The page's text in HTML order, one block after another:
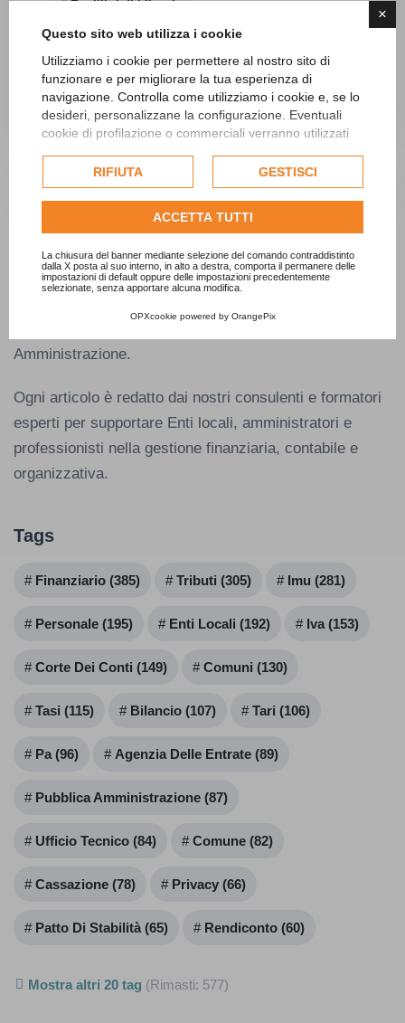
×
Questo sito web utilizza i cookie
Utilizziamo i cookie per permettere al nostro sito di
funzionare e per migliorare la tua esperienza di
navigazione. Controlla come utilizziamo i cookie e, se lo
desideri, personalizzane la configurazione. Eventuali
cookie di profilazione o commerciali verranno utilizzati
dell'utente e, se consentito, potrebbero essere utilizzati
per personalizzare gli annunci pubblicitari. Per ulteriori
informazioni su come Google utilizza i dati raccolti,
politica sulla privacy di Google
Consulta l'informativa cookie completa.
RIFIUTA GESTISCI
ACCETTA TUTTI
La chiusura del banner mediante selezione del comando contraddistinto
dalla X posta al suo interno, in alto a destra, comporta il permanere delle
impostazioni di default oppure delle impostazioni precedentemente
selezionate, senza apportare alcuna modifica.
OPXcookie powered by OrangePix
Equilibri di bilancio
25 Febbraio 2026
Marco Sigaudo
Cerca nel sito...
Studio Sigaudo
Amministrazione.
Ogni articolo è redatto dai nostri consulenti e formatori
esperti per supportare Enti locali, amministratori e
professionisti nella gestione finanziaria, contabile e
organizzativa.
Tags
Finanziario (385) Tributi (305) Imu (281)
Personale (195) Enti Locali (192) Iva (153)
Corte Dei Conti (149) Comuni (130)
Tasi (115) Bilancio (107) Tari (106)
Pa (96) Agenzia Delle Entrate (89)
Pubblica Amministrazione (87)
Ufficio Tecnico (84) Comune (82)
Cassazione (78) Privacy (66)
Patto Di Stabilità (65) Rendiconto (60)
Mostra altri 20 tag (Rimasti: 577)